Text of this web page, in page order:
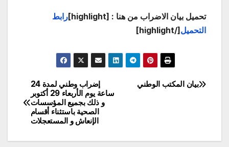
تحميل بيان الاضراب من هنا : [highlight]
رابط
التحميل[/highlight]
تصفّح
إضراب وطني لمدة 24
ساعة يوم الأربعاء 29 أكتوبر
و ذلك بجميع المؤسسات
الصحية باستثناء أقسام
الإنعاش و المستعجلات
بيان المكتب الوطني